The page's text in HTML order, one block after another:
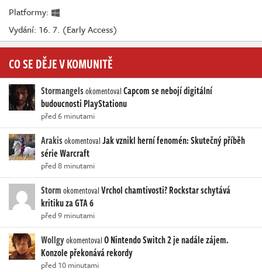
Platformy:
Vydání: 16. 7. (Early Access)
CO SE DĚJE V KOMUNITĚ
StormangelsokomentovalCapcom se nebojí digitální
budoucnosti PlayStationu
před 6 minutami
ArakisokomentovalJak vznikl herní fenomén: Skutečný příběh
série Warcraft
před 8 minutami
StormokomentovalVrchol chamtivosti? Rockstar schytává
kritiku za GTA 6
před 9 minutami
WollgyokomentovalO Nintendo Switch 2 je nadále zájem.
Konzole překonává rekordy
před 10 minutami